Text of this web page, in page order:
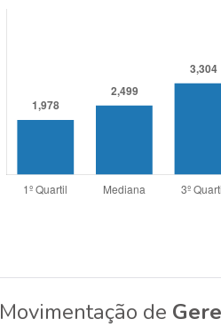
Movimentação de